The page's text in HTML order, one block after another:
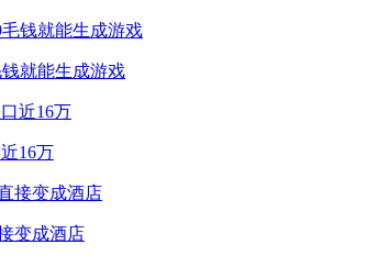
就能生成游戏
16万
变成酒店